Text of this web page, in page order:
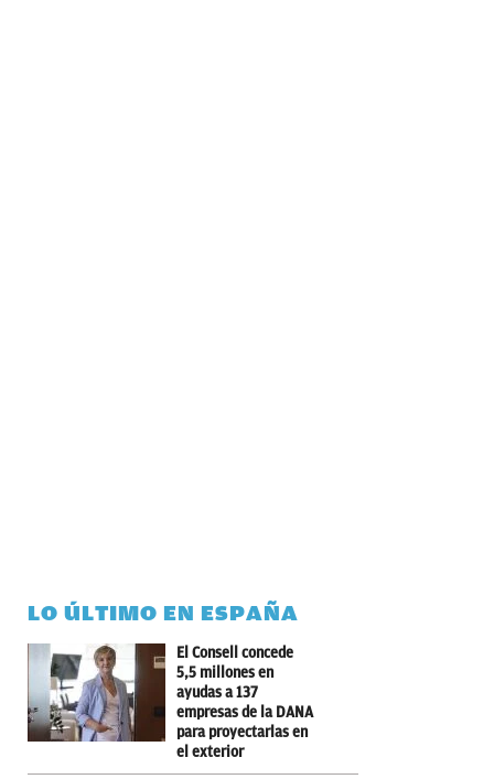
LO ÚLTIMO EN ESPAÑA
El Consell concede
5,5 millones en
ayudas a 137
empresas de la DANA
para proyectarlas en
el exterior